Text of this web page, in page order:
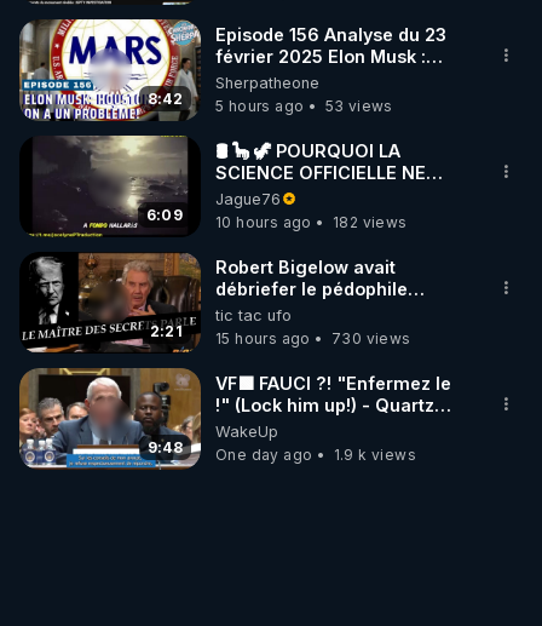
8:42
Episode 156 Analyse du 23
février 2025 Elon Musk :
Houston , on a un problème !
Sherpatheone
5 hours ago
53 views
6:09
🛢 🦕 🦖 POURQUOI LA
SCIENCE OFFICIELLE NE
CONNAÎT-ELLE PAS LA VRAIE
ORIGINE DU PÉTROLE ?
Jague76
10 hours ago
182 views
2:21
Robert Bigelow avait
débriefer le pédophile
génocidaire de donald j
trump
tic tac ufo
15 hours ago
730 views
9:48
VF🟩 FAUCI ?! "Enfermez le
!" (Lock him up!) - Quartz
Traduction
WakeUp
One day ago
1.9 k views